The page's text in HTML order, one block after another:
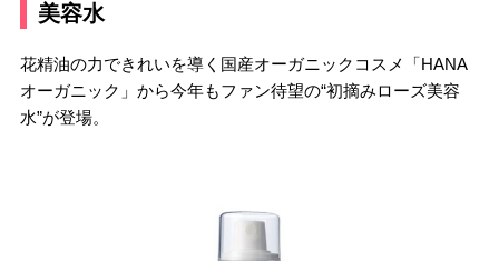
美容水
花精油の力できれいを導く国産オーガニックコスメ「HANA
オーガニック」から今年もファン待望の“初摘みローズ美容
水”が登場。